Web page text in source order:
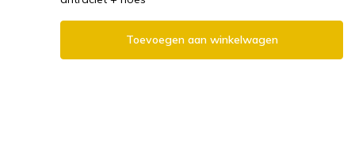
Toevoegen aan winkelwagen